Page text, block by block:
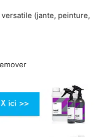
(jante, peinture,